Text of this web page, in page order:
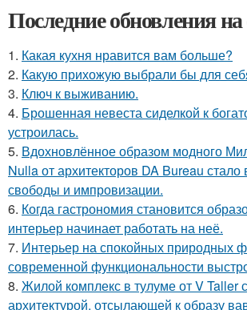
Последние обновления на
1. Какая кухня нравится вам больше?
2. Какую прихожую выбрали бы для
3. Ключ к выживанию.
4. Брошенная невеста сиделкой к
устроилась.
5. Вдохновлённое образом модного
Nulla от архитекторов DA Bureau
свободы и импровизации.
6. Когда гастрономия становится
интерьер начинает работать на неё.
7. Интерьер на спокойных природных
современной функциональности
8. Жилой комплекс в тулуме от V Taller
архитектурой, отсылающей к образу